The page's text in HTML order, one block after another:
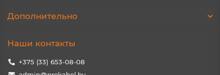
Дополнительно
Наши контакты
+375 (33) 653-08-08